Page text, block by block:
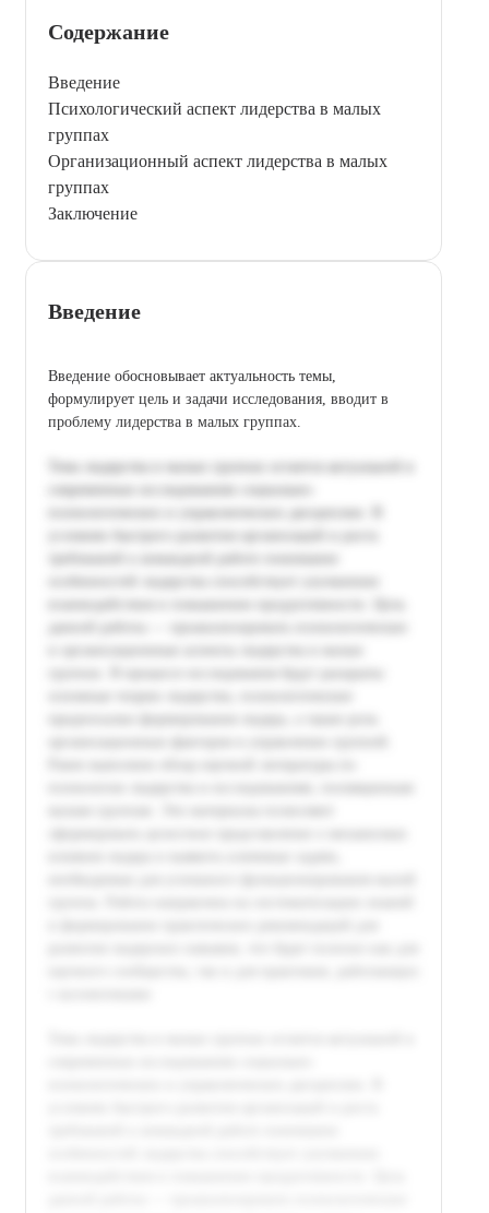
Содержание
Введение
Психологический аспект лидерства в малых
группах
Организационный аспект лидерства в малых
группах
Заключение
Введение
Введение обосновывает актуальность темы,
формулирует цель и задачи исследования, вводит в
проблему лидерства в малых группах.